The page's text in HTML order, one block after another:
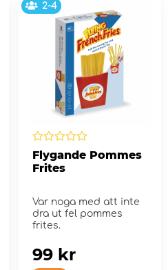
2-4
Flygande Pommes
Frites
Var noga med att inte
dra ut fel pommes
frites.
99 kr